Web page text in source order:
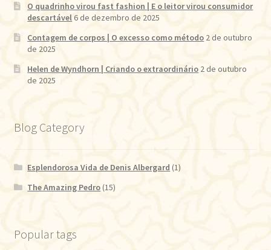
O quadrinho virou fast fashion | E o leitor virou consumidor
descartável6 de dezembro de 2025
Contagem de corpos | O excesso como método 2 de outubro
de 2025
Helen de Wyndhorn | Criando o extraordinário 2 de outubro
de 2025
Blog Category
Esplendorosa Vida de Denis Albergard (1)
The Amazing Pedro (15)
Popular tags